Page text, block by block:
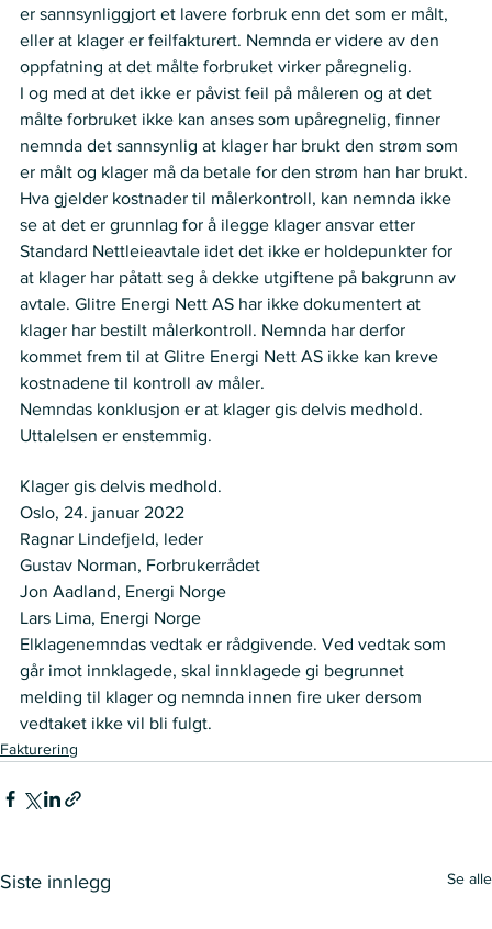
er sannsynliggjort et lavere forbruk enn det som er målt,
eller at klager er feilfakturert. Nemnda er videre av den
oppfatning at det målte forbruket virker påregnelig.
I og med at det ikke er påvist feil på måleren og at det
målte forbruket ikke kan anses som upåregnelig, finner
nemnda det sannsynlig at klager har brukt den strøm som
er målt og klager må da betale for den strøm han har brukt.
Hva gjelder kostnader til målerkontroll, kan nemnda ikke
se at det er grunnlag for å ilegge klager ansvar etter
Standard Nettleieavtale idet det ikke er holdepunkter for
at klager har påtatt seg å dekke utgiftene på bakgrunn av
avtale. Glitre Energi Nett AS har ikke dokumentert at
klager har bestilt målerkontroll. Nemnda har derfor
kommet frem til at Glitre Energi Nett AS ikke kan kreve
kostnadene til kontroll av måler.
Nemndas konklusjon er at klager gis delvis medhold.
Uttalelsen er enstemmig.
Klager gis delvis medhold.
Oslo, 24. januar 2022
Ragnar Lindefjeld, leder
Gustav Norman, Forbrukerrådet
Jon Aadland, Energi Norge
Lars Lima, Energi Norge
Elklagenemndas vedtak er rådgivende. Ved vedtak som
går imot innklagede, skal innklagede gi begrunnet
melding til klager og nemnda innen fire uker dersom
vedtaket ikke vil bli fulgt.
Fakturering
Siste innlegg Se alle